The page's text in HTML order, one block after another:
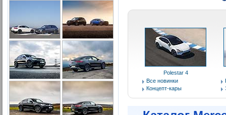
Polestar 4
Все новинки
Концепт-кары